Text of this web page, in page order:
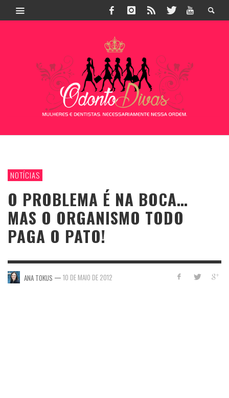
NOTÍCIAS
O PROBLEMA É NA BOCA…
MAS O ORGANISMO TODO
PAGA O PATO!
ANA TOKUS — 10 DE MAIO DE 2012